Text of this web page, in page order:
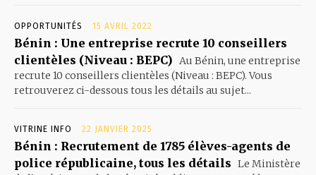
OPPORTUNITÉS 15 AVRIL 2022
Bénin : Une entreprise recrute 10 conseillers
clientèles (Niveau : BEPC) Au Bénin, une entreprise
recrute 10 conseillers clientèles (Niveau : BEPC). Vous
retrouverez ci-dessous tous les détails au sujet...
VITRINE INFO 22 JANVIER 2025
Bénin : Recrutement de 1785 élèves-agents de
police républicaine, tous les détails Le Ministère